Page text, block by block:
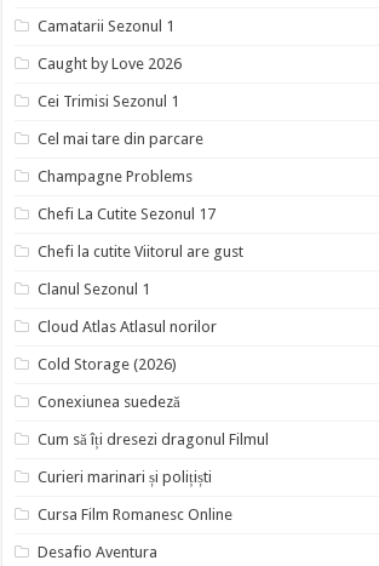
Camatarii Sezonul 1
Caught by Love 2026
Cei Trimisi Sezonul 1
Cel mai tare din parcare
Champagne Problems
Chefi La Cutite Sezonul 17
Chefi la cutite Viitorul are gust
Clanul Sezonul 1
Cloud Atlas Atlasul norilor
Cold Storage (2026)
Conexiunea suedeză
Cum să îți dresezi dragonul Filmul
Curieri marinari și polițiști
Cursa Film Romanesc Online
Desafio Aventura